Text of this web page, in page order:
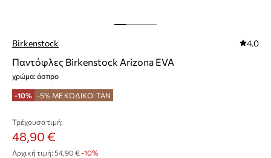
Birkenstock 4.0
Παντόφλες Birkenstock Arizona EVA
χρώμα: άσπρο
-10% -5% ΜΕ ΚΩΔΙΚΟ: TAN
Τρέχουσα τιμή:
48,90 €
Αρχική τιμή: 54,90 €-10%